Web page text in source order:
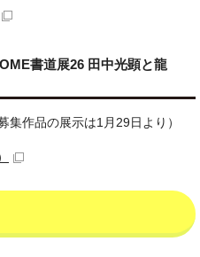
書道展26 田中光顕と龍
作品の展示は1月29日より）